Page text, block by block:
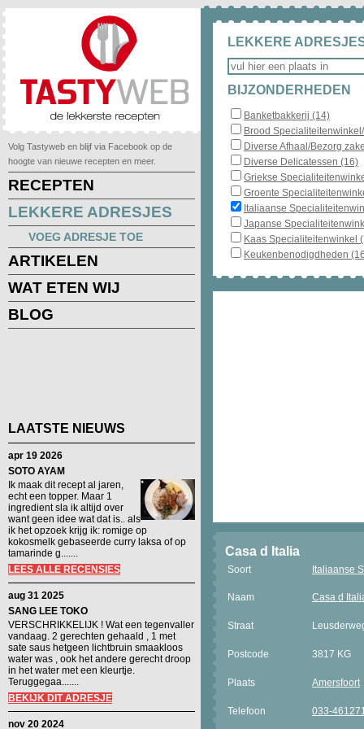
Volg Tastyweb en blijf via Facebook op de
hoogte van nieuwe recepten en meer.
RECEPTEN
LEKKERE ADRESJES
VOEG ADRESJE TOE
ARTIKELEN
WAT ETEN WIJ
BLOG
LAATSTE NIEUWS
apr 19 2026
SOTO AYAM
Ik maak dit recept al jaren,
echt een topper. Maar 1
ingredient sla ik altijd over
want geen idee wat dat is.. als
ik het opzoek krijg ik: romige op
kokosmelk gebaseerde curry laksa of op
tamarinde g.......
LEES ALLE RECENSIES
aug 31 2025
SANG LEE TOKO
VERSCHRIKKELIJK ! Wat een tegenvaller
vandaag. 2 gerechten gehaald , 1 met
sate saus hetgeen lichtbruin smaakloos
water was , ook het andere gerecht droop
in het water met een kleurtje.
Teruggegaa.......
BEKIJK DIT ADRESJE
nov 20 2024
LEKKERE
BIJZONDERHEDEN
Banketbakkerij (14)
Brood
Diverse Afhaal/Bezorg
Diverse Delicatessen (16)
Griekse
Groente
Italiaanse
Japanse
Kaas Specialiteitenwinkel
Keukenbenodigdheden
Casa d Italia
Soort Italiaanse
Naam Casa d
Straat
Postcode 3817 KG
Plaats Amersfoort
Telefoon 033-